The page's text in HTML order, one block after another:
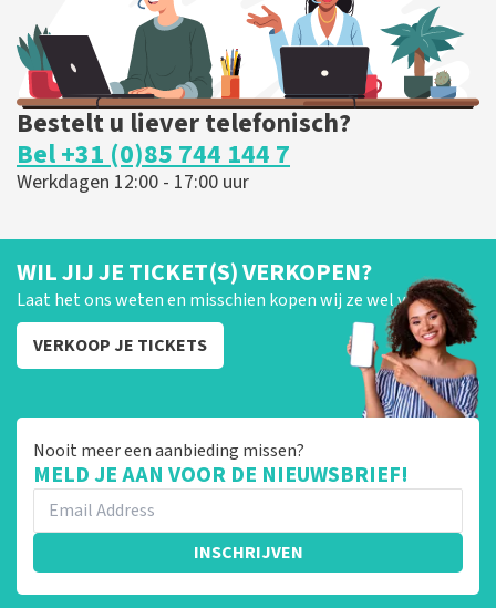
Bestelt u liever telefonisch?
Bel +31 (0)85 744 144 7
Werkdagen 12:00 - 17:00 uur
WIL JIJ JE TICKET(S) VERKOPEN?
Laat het ons weten en misschien kopen wij ze wel van je!
VERKOOP JE TICKETS
Nooit meer een aanbieding missen?
MELD JE AAN VOOR DE NIEUWSBRIEF!
INSCHRIJVEN